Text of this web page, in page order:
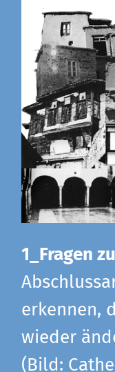
1_Fragen
erkennen,
wieder
(Bild: